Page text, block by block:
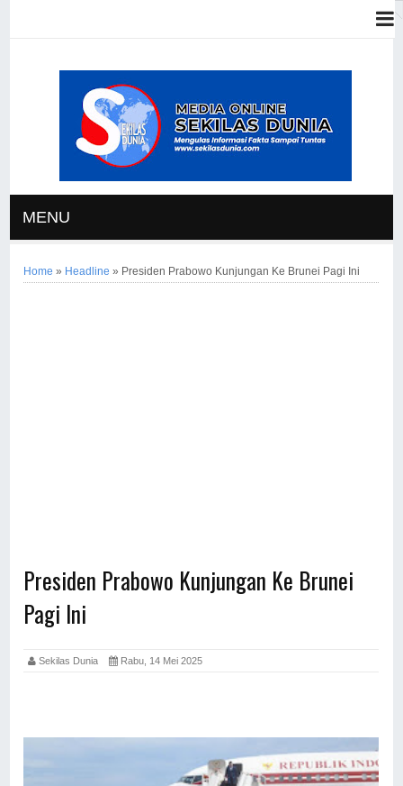
MENU
Home » Headline » Presiden Prabowo Kunjungan Ke Brunei Pagi Ini
Presiden Prabowo Kunjungan Ke Brunei
Pagi Ini
Sekilas Dunia Rabu, 14 Mei 2025